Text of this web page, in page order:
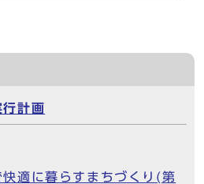
計画
適に暮らすまちづくり(第